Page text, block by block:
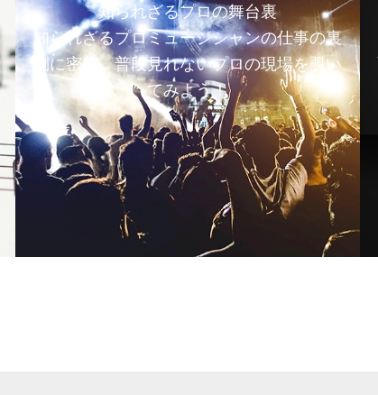
知られざるプロの舞台裏
知られざるプロミュージシャンの仕事の裏
側に密着。普段見れないプロの現場を覗い
てみよう！